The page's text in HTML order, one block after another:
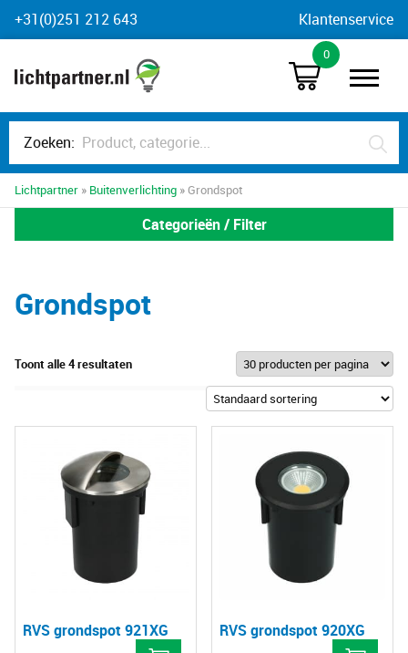
Skip
to
+31(0)251 212 643 Klantenservice
0
Zoeken:
Lichtpartner » Buitenverlichting » Grondspot
Categorieën / Filter
Grondspot
Toont alle 4 resultaten
RVS grondspot 921XG RVS grondspot 920XG